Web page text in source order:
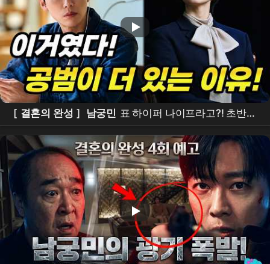
[ 결혼의 완성 ] 남궁민 표 하이퍼 나이프라고?! 초반후
기! 공범이 더 있을수밖에 없는 이유!